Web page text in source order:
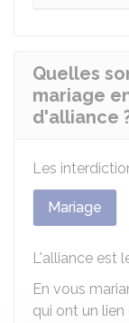
Quelles
mariage
d'alliance
Les
Mariage
L'alliance est
En vous
qui ont un